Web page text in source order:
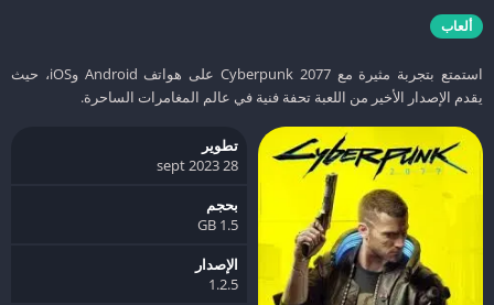
ألعاب
استمتع بتجربة مثيرة مع Cyberpunk 2077 على هواتف Android وiOS، حيث
يقدم الإصدار الأخير من اللعبة تحفة فنية في عالم المغامرات الساحرة.
تطوير
28 sept 2023
بحجم
1.5 GB
الإصدار
1.2.5